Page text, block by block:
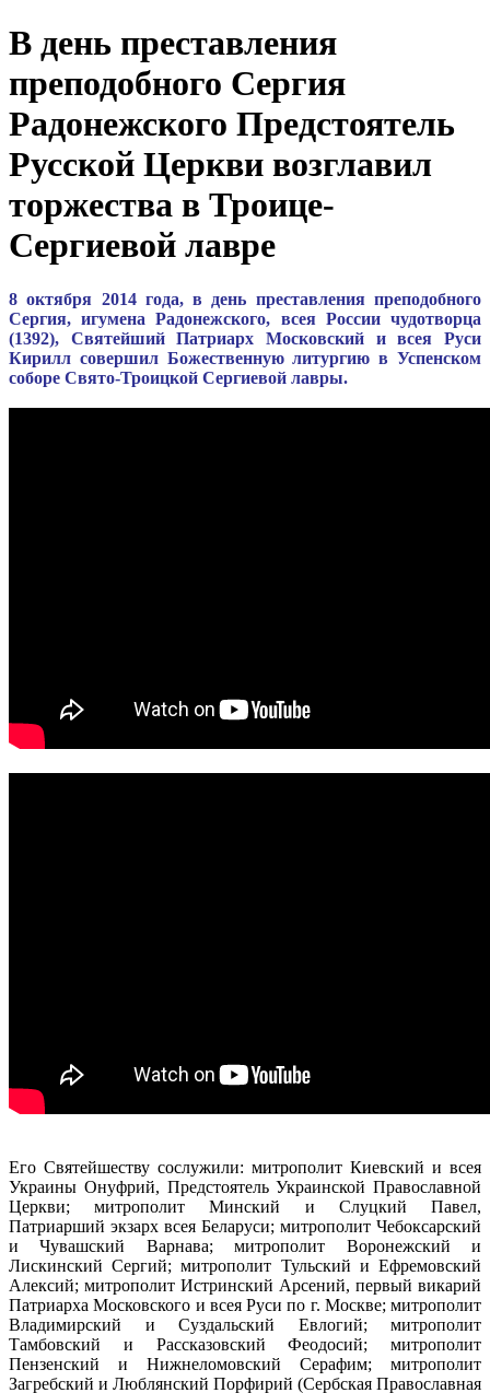
В день преставления
преподобного Сергия
Радонежского Предстоятель
Русской Церкви возглавил
торжества в Троице-
Сергиевой лавре
8 октября 2014 года, в день преставления преподобного
Сергия, игумена Радонежского, всея России чудотворца
(1392), Святейший Патриарх Московский и всея Руси
Кирилл совершил Божественную литургию в Успенском
соборе Свято-Троицкой Сергиевой лавры.
Его Святейшеству сослужили: митрополит Киевский и всея
Украины Онуфрий, Предстоятель Украинской Православной
Церкви; митрополит Минский и Слуцкий Павел,
Патриарший экзарх всея Беларуси; митрополит Чебоксарский
и Чувашский Варнава; митрополит Воронежский и
Лискинский Сергий; митрополит Тульский и Ефремовский
Алексий; митрополит Истринский Арсений, первый викарий
Патриарха Московского и всея Руси по г. Москве; митрополит
Владимирский и Суздальский Евлогий; митрополит
Тамбовский и Рассказовский Феодосий; митрополит
Пензенский и Нижнеломовский Серафим; митрополит
Загребский и Люблянский Порфирий (Сербская Православная